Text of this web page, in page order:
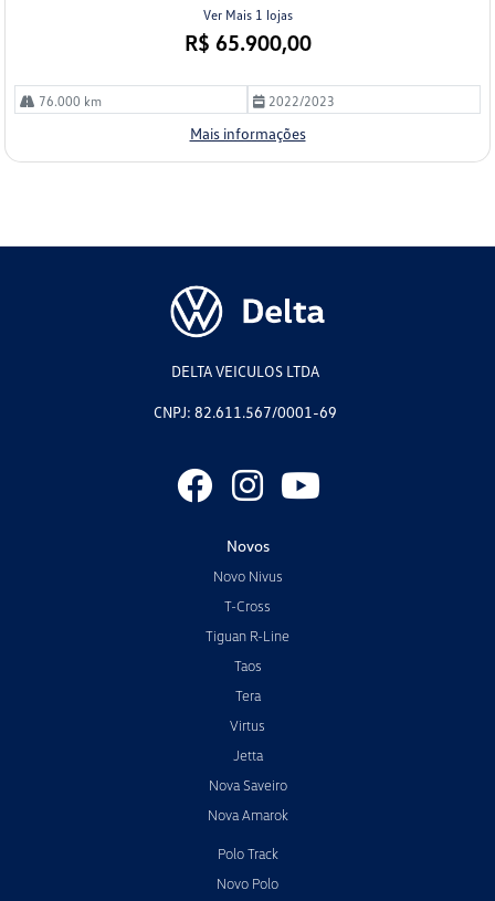
Ver Mais 1 lojas
R$ 65.900,00
76.000 km 2022/2023
Mais informações
DELTA VEICULOS LTDA
CNPJ: 82.611.567/0001-69
Novos
Novo Nivus
T-Cross
Tiguan R-Line
Taos
Tera
Virtus
Jetta
Nova Saveiro
Nova Amarok
Polo Track
Novo Polo